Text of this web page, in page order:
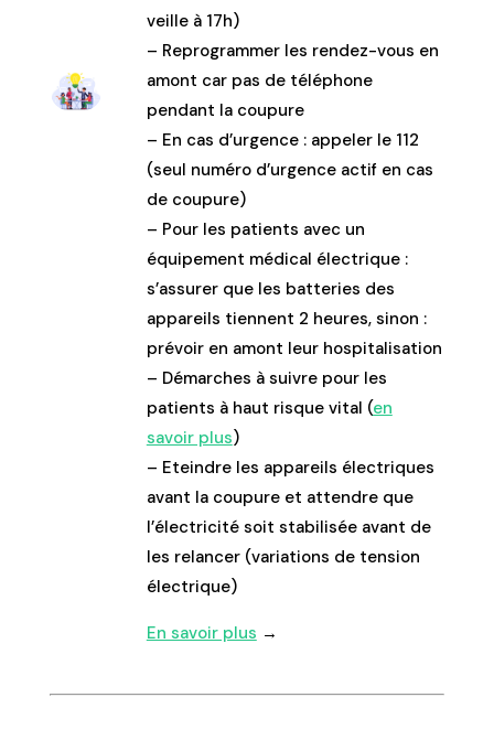
veille à 17h)
– Reprogrammer les rendez-vous en
amont car pas de téléphone
pendant la coupure
– En cas d’urgence : appeler le 112
(seul numéro d’urgence actif en cas
de coupure)
– Pour les patients avec un
équipement médical électrique :
s’assurer que les batteries des
appareils tiennent 2 heures, sinon :
prévoir en amont leur hospitalisation
– Démarches à suivre pour les
patients à haut risque vital (en
savoir plus)
– Eteindre les appareils électriques
avant la coupure et attendre que
l’électricité soit stabilisée avant de
les relancer (variations de tension
électrique)
En savoir plus →